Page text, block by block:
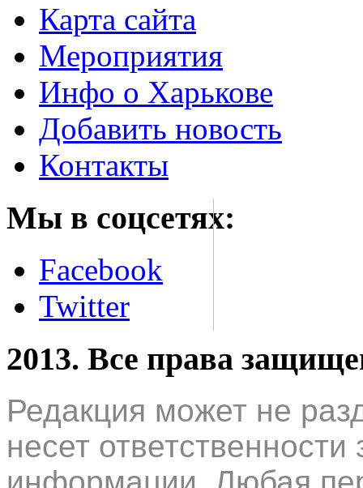
Карта сайта
Мероприятия
Инфо о Харькове
Добавить новость
Контакты
Мы в соцсетях:
Facebook
Twitter
2013. Все права
Редакция может не
несет